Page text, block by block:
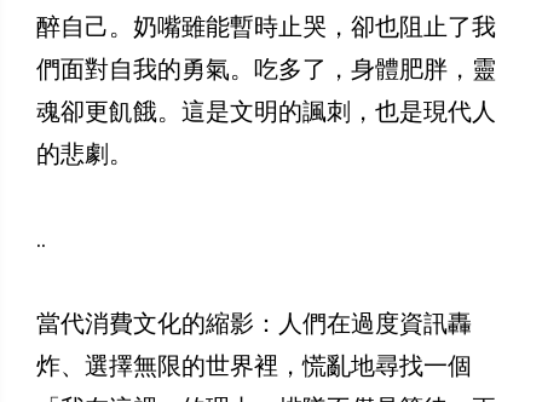
醉自己。奶嘴雖能暫時止哭，卻也阻止了我
們面對自我的勇氣。吃多了，身體肥胖，靈
魂卻更飢餓。這是文明的諷刺，也是現代人
的悲劇。
..
當代消費文化的縮影：人們在過度資訊轟
炸、選擇無限的世界裡，慌亂地尋找一個